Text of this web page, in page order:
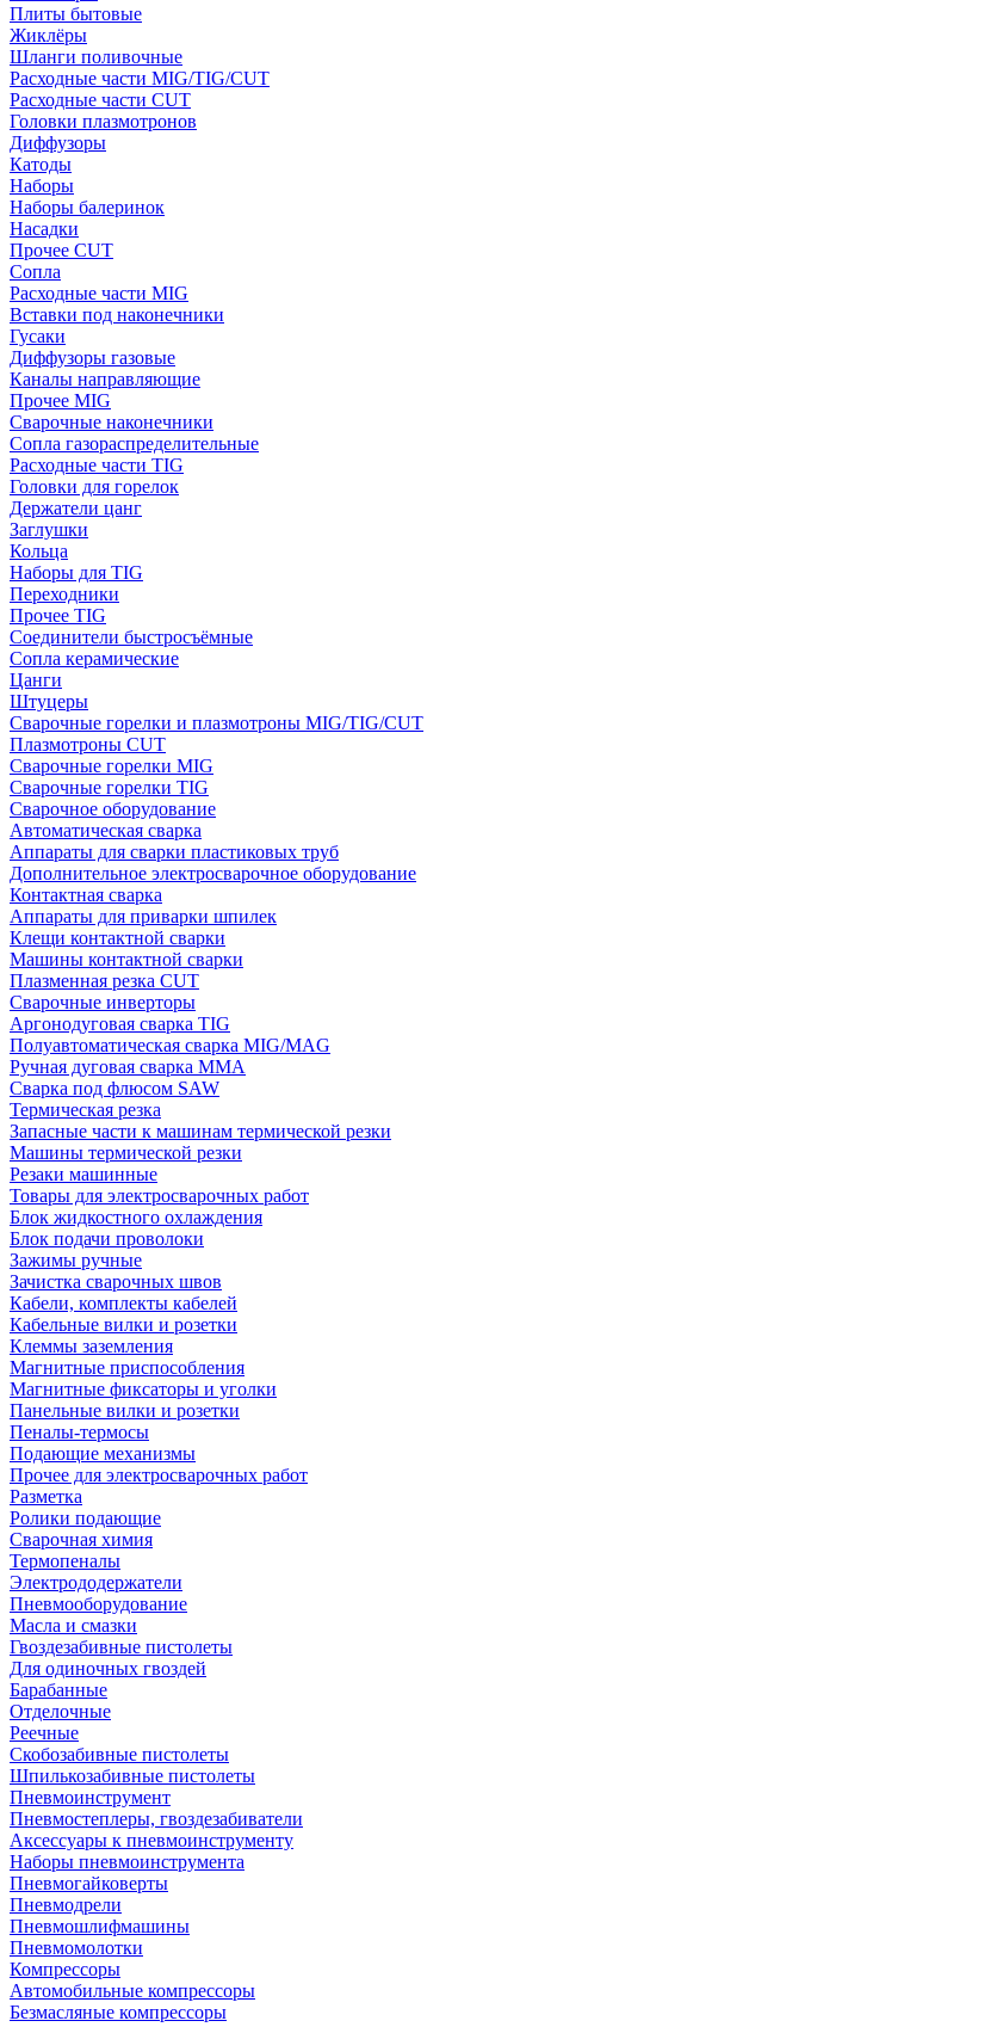
Плиты бытовые
Жиклёры
Шланги поливочные
Расходные части MIG/TIG/CUT
Расходные части CUT
Головки плазмотронов
Диффузоры
Катоды
Наборы
Наборы балеринок
Насадки
Прочее CUT
Сопла
Расходные части MIG
Вставки под наконечники
Гусаки
Диффузоры газовые
Каналы направляющие
Прочее MIG
Сварочные наконечники
Сопла газораспределительные
Расходные части TIG
Головки для горелок
Держатели цанг
Заглушки
Кольца
Наборы для TIG
Переходники
Прочее TIG
Соединители быстросъёмные
Сопла керамические
Цанги
Штуцеры
Сварочные горелки и плазмотроны MIG/TIG/CUT
Плазмотроны CUT
Сварочные горелки MIG
Сварочные горелки TIG
Сварочное оборудование
Автоматическая сварка
Аппараты для сварки пластиковых труб
Дополнительное электросварочное оборудование
Контактная сварка
Аппараты для приварки шпилек
Клещи контактной сварки
Машины контактной сварки
Плазменная резка CUT
Сварочные инверторы
Аргонодуговая сварка TIG
Полуавтоматическая сварка MIG/MAG
Ручная дуговая сварка MMA
Сварка под флюсом SAW
Термическая резка
Запасные части к машинам термической резки
Машины термической резки
Резаки машинные
Товары для электросварочных работ
Блок жидкостного охлаждения
Блок подачи проволоки
Зажимы ручные
Зачистка сварочных швов
Кабели, комплекты кабелей
Кабельные вилки и розетки
Клеммы заземления
Магнитные приспособления
Магнитные фиксаторы и уголки
Панельные вилки и розетки
Пеналы-термосы
Подающие механизмы
Прочее для электросварочных работ
Разметка
Ролики подающие
Сварочная химия
Термопеналы
Электрододержатели
Пневмооборудование
Масла и смазки
Гвоздезабивные пистолеты
Для одиночных гвоздей
Барабанные
Отделочные
Реечные
Скобозабивные пистолеты
Шпилькозабивные пистолеты
Пневмоинструмент
Пневмостеплеры, гвоздезабиватели
Аксессуары к пневмоинструменту
Наборы пневмоинструмента
Пневмогайковерты
Пневмодрели
Пневмошлифмашины
Пневмомолотки
Компрессоры
Автомобильные компрессоры
Безмасляные компрессоры